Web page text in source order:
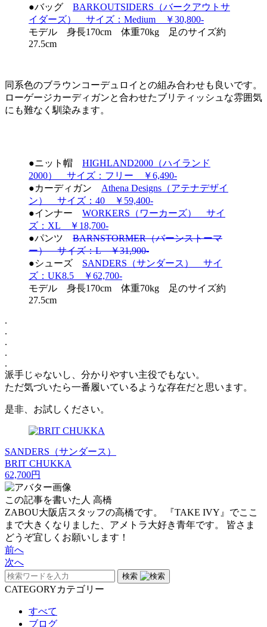
●バッグ BARKOUTSIDERS（バークアウトサ
イダーズ） サイズ：Medium ￥30,800-
モデル 身長170cm 体重70kg 足のサイズ約
27.5cm
同系色のブラウンコーデュロイとの組み合わせも良いです。
ローゲージカーディガンと合わせたブリティッシュな雰囲気
にも難なく馴染みます。
●ニット帽 HIGHLAND2000（ハイランド
2000） サイズ：フリー ￥6,490-
●カーディガン Athena Designs（アテナデザイ
ン） サイズ：40 ￥59,400-
●インナー WORKERS（ワーカーズ） サイ
ズ：XL ￥18,700-
●パンツ BARNSTORMER（バーンストーマ
ー） サイズ：L ￥31,900-
●シューズ SANDERS（サンダース） サイ
ズ：UK8.5 ￥62,700-
モデル 身長170cm 体重70kg 足のサイズ約
27.5cm
.
.
.
.
.
派手じゃないし、分かりやすい主役でもない。
ただ気づいたら一番履いているような存在だと思います。
是非、お試しください。
SANDERS（サンダース）
BRIT CHUKKA
62,700円
この記事を書いた人 高橋
ZABOU大阪店スタッフの高橋です。 『TAKE IVY』でここ
まで大きくなりました、アメトラ大好き青年です。 皆さま
どうぞ宜しくお願いします！
前へ
次へ
検索
CATEGORYカテゴリー
すべて
ブログ